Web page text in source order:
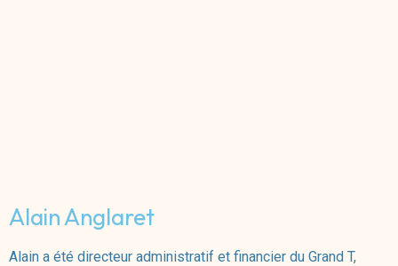
Alain Anglaret
Alain a été directeur administratif et financier du Grand T,